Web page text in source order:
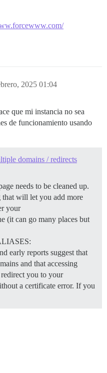
2025 01:04
que mi instancia no sea
de funcionamiento usando
domains / redirects
needs to be cleaned up.
will let you add more
your
can go many places but
early reports suggest that
and that accessing
you to your
a certificate error. If you